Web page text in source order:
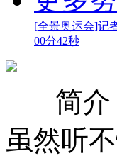
[全景奥运会]记
00分42秒
简
虽然听